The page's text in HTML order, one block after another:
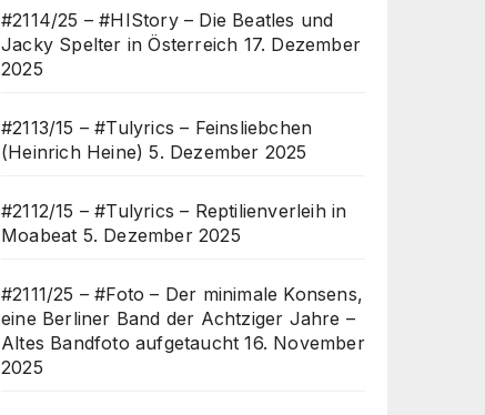
#2114/25 – #HIStory – Die Beatles und
Jacky Spelter in Österreich 17. Dezember
2025
#2113/15 – #Tulyrics – Feinsliebchen
(Heinrich Heine) 5. Dezember 2025
#2112/15 – #Tulyrics – Reptilienverleih in
Moabeat 5. Dezember 2025
#2111/25 – #Foto – Der minimale Konsens,
eine Berliner Band der Achtziger Jahre –
Altes Bandfoto aufgetaucht 16. November
2025